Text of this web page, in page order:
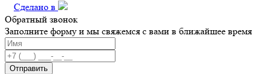
Сделано в
Обратный звонок
Заполните форму и мы свяжемся с вами в ближайшее время
Отправить